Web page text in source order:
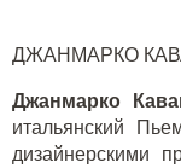
ДЖАНМАРКО
Джанмарко
итальянский
дизайнерскими